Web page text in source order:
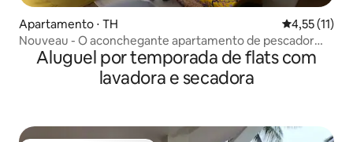
Apartamento ⋅ TH 4,55 de uma
4,55 (11)
Nouveau - O aconchegante apartamento de pescador
com vista para o mar
Aluguel por temporada de flats com
lavadora e secadora